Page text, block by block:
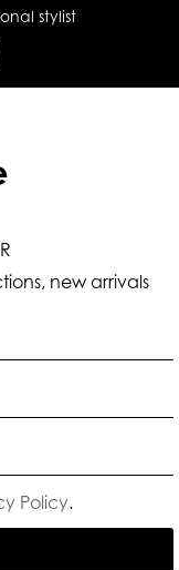
stylist
new arrivals
Policy.